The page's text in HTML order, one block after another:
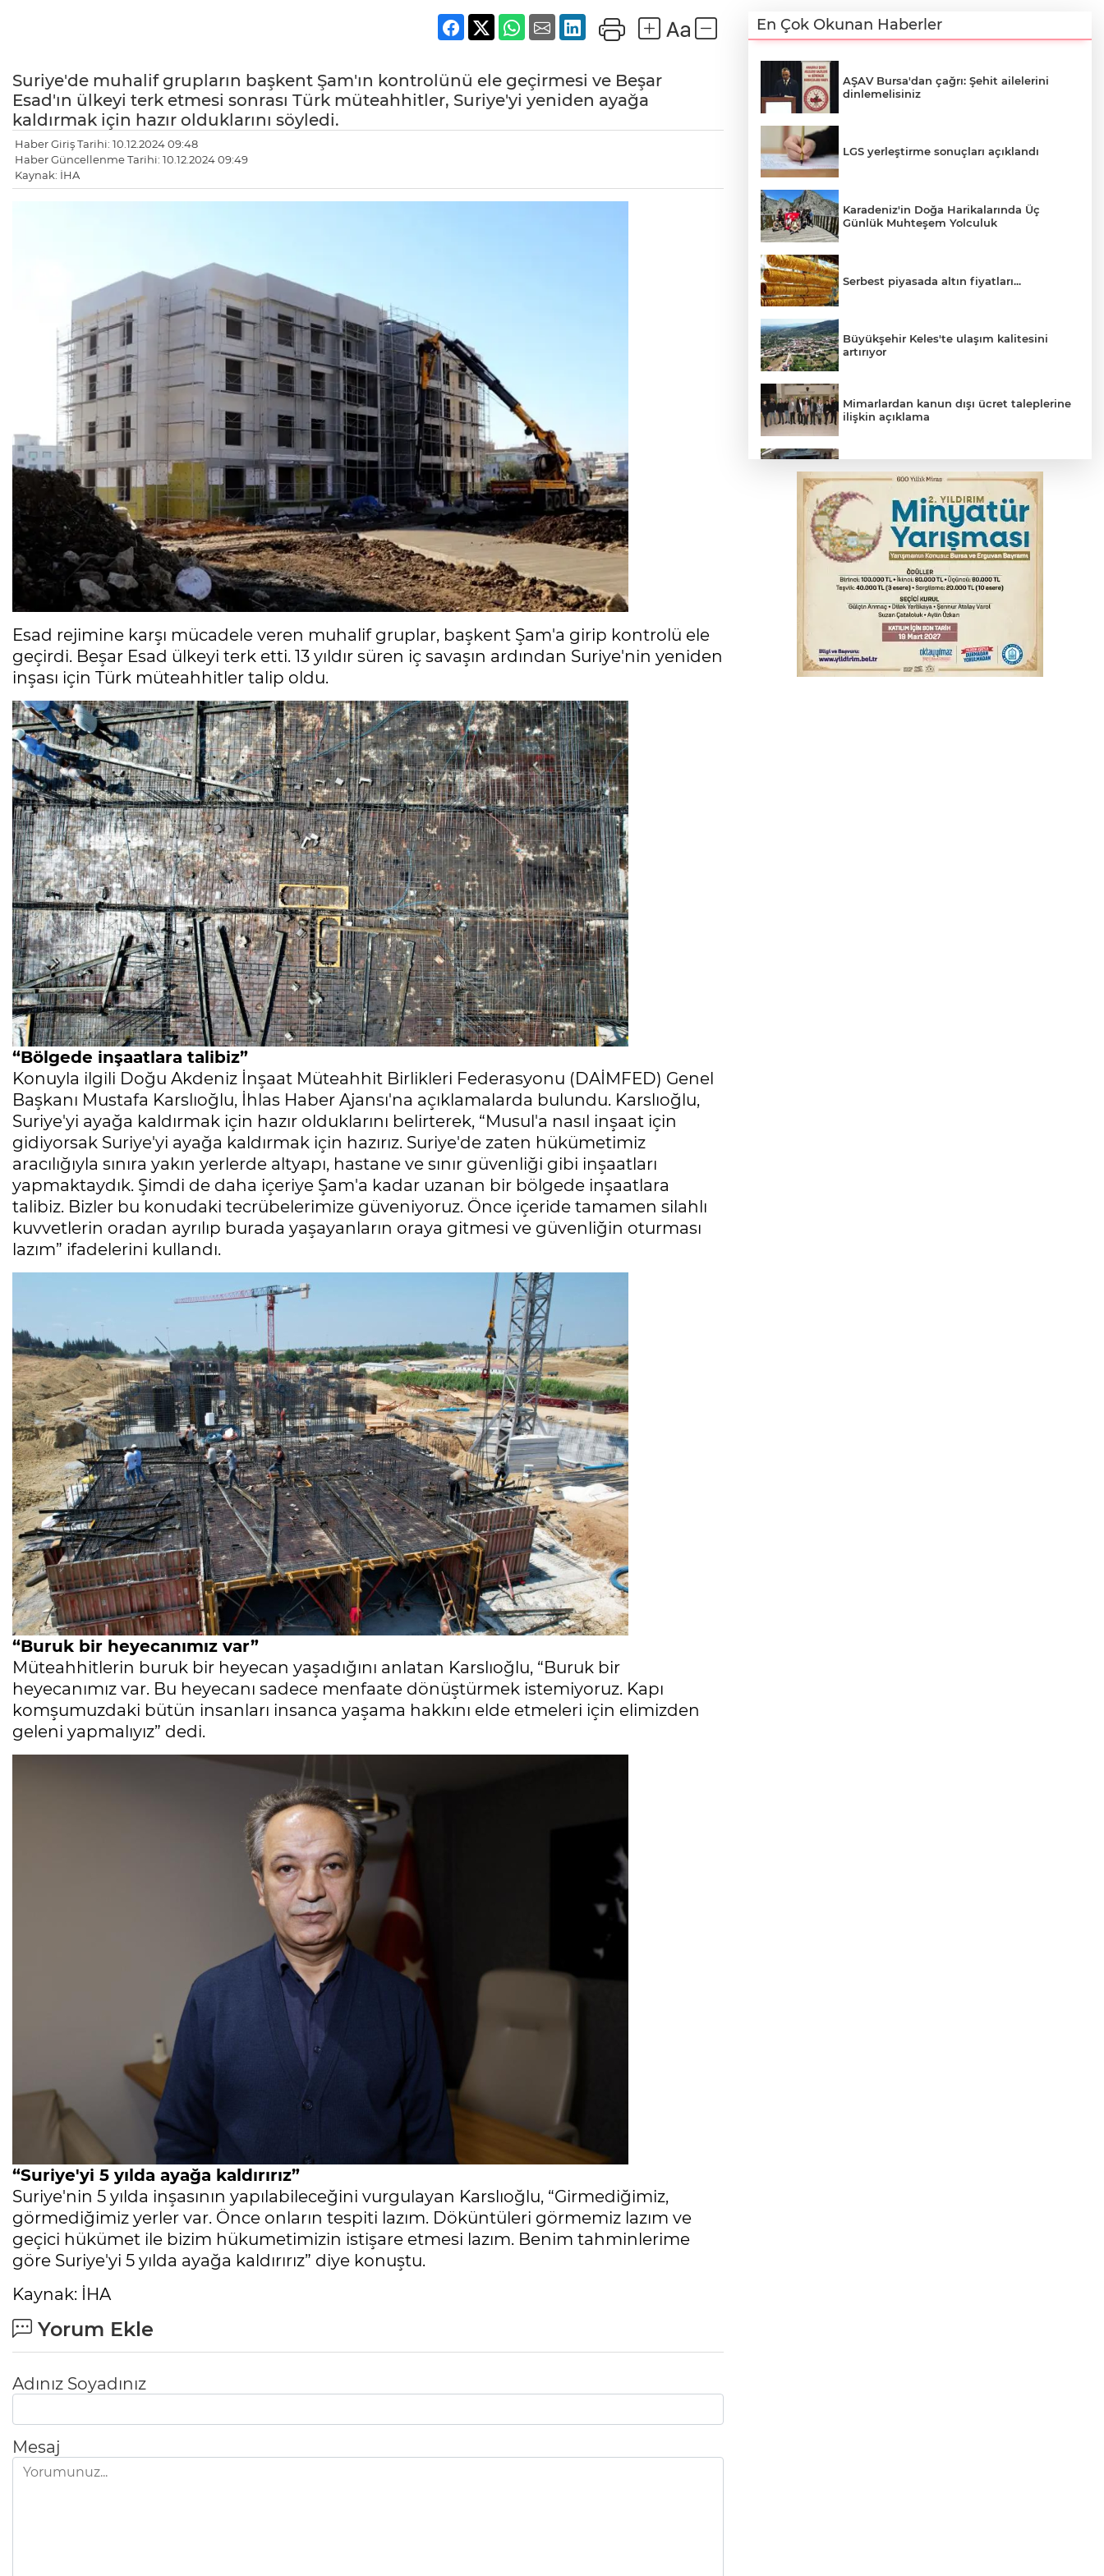
Suriye'de muhalif grupların başkent Şam'ın kontrolünü ele geçirmesi ve Beşar
Esad'ın ülkeyi terk etmesi sonrası Türk müteahhitler, Suriye'yi yeniden ayağa
kaldırmak için hazır olduklarını söyledi.
Haber Giriş Tarihi: 10.12.2024 09:48
Haber Güncellenme Tarihi: 10.12.2024 09:49
Kaynak: İHA
Esad rejimine karşı mücadele veren muhalif gruplar, başkent Şam'a girip kontrolü ele
geçirdi. Beşar Esad ülkeyi terk etti. 13 yıldır süren iç savaşın ardından Suriye'nin yeniden
inşası için Türk müteahhitler talip oldu.
“Bölgede inşaatlara talibiz”
Konuyla ilgili Doğu Akdeniz İnşaat Müteahhit Birlikleri Federasyonu (DAİMFED) Genel
Başkanı Mustafa Karslıoğlu, İhlas Haber Ajansı'na açıklamalarda bulundu. Karslıoğlu,
Suriye'yi ayağa kaldırmak için hazır olduklarını belirterek, “Musul'a nasıl inşaat için
gidiyorsak Suriye'yi ayağa kaldırmak için hazırız. Suriye'de zaten hükümetimiz
aracılığıyla sınıra yakın yerlerde altyapı, hastane ve sınır güvenliği gibi inşaatları
yapmaktaydık. Şimdi de daha içeriye Şam'a kadar uzanan bir bölgede inşaatlara
talibiz. Bizler bu konudaki tecrübelerimize güveniyoruz. Önce içeride tamamen silahlı
kuvvetlerin oradan ayrılıp burada yaşayanların oraya gitmesi ve güvenliğin oturması
lazım” ifadelerini kullandı.
“Buruk bir heyecanımız var”
Müteahhitlerin buruk bir heyecan yaşadığını anlatan Karslıoğlu, “Buruk bir
heyecanımız var. Bu heyecanı sadece menfaate dönüştürmek istemiyoruz. Kapı
komşumuzdaki bütün insanları insanca yaşama hakkını elde etmeleri için elimizden
geleni yapmalıyız” dedi.
“Suriye'yi 5 yılda ayağa kaldırırız”
Suriye'nin 5 yılda inşasının yapılabileceğini vurgulayan Karslıoğlu, “Girmediğimiz,
görmediğimiz yerler var. Önce onların tespiti lazım. Döküntüleri görmemiz lazım ve
geçici hükümet ile bizim hükumetimizin istişare etmesi lazım. Benim tahminlerime
göre Suriye'yi 5 yılda ayağa kaldırırız” diye konuştu.
Kaynak: İHA
Yorum Ekle
Adınız Soyadınız
Mesaj
En Çok Okunan Haberler
AŞAV Bursa'dan çağrı: Şehit ailelerini
dinlemelisiniz
LGS yerleştirme sonuçları açıklandı
Karadeniz'in Doğa Harikalarında Üç
Günlük Muhteşem Yolculuk
Serbest piyasada altın fiyatları...
Büyükşehir Keles'te ulaşım kalitesini
artırıyor
Mimarlardan kanun dışı ücret taleplerine
ilişkin açıklama
Başkan Aydın: Tüm imkanları sunuyoruz
Başkan Dalgıç: Denizler halkındır
Bursa’da bugün hava nasıl olacak?
Bursa'da kontrolden çıkan araç orta
refüje çıktı